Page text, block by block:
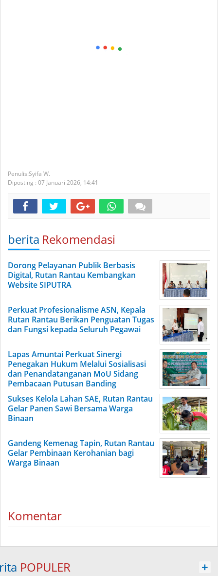
Syifa W.
Diposting : 07 Januari 2026, 14:41
berita Rekomendasi
Dorong Pelayanan Publik Berbasis
Digital, Rutan Rantau Kembangkan
Website SIPUTRA
Perkuat Profesionalisme ASN, Kepala
Rutan Rantau Berikan Penguatan Tugas
dan Fungsi kepada Seluruh Pegawai
Lapas Amuntai Perkuat Sinergi
Penegakan Hukum Melalui Sosialisasi
dan Penandatanganan MoU Sidang
Pembacaan Putusan Banding
Sukses Kelola Lahan SAE, Rutan Rantau
Gelar Panen Sawi Bersama Warga
Binaan
Gandeng Kemenag Tapin, Rutan Rantau
Gelar Pembinaan Kerohanian bagi
Warga Binaan
Komentar
POPULER +